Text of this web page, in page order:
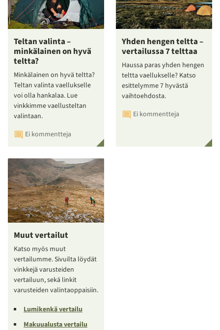
Teltan valinta –
minkälainen on hyvä
teltta?
Minkälainen on hyvä teltta?
Teltan valinta vaellukselle
voi olla hankalaa. Lue
vinkkimme vaellusteltan
valintaan.
Ei kommentteja
Yhden hengen teltta –
vertailussa 7 telttaa
Haussa paras yhden hengen
teltta vaellukselle? Katso
esittelymme 7 hyvästä
vaihtoehdosta.
Ei kommentteja
Muut vertailut
Katso myös muut
vertailumme. Sivuilta löydät
vinkkejä varusteiden
vertailuun, sekä linkit
varusteiden valintaoppaisiin.
Lumikenkä vertailu
Makuualusta vertailu